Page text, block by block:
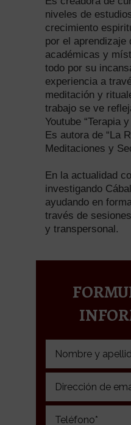
niveles de
crecimiento
por el aprendizaje
académicas y
todo por su
experiencia a
meditación y
trabajo se ve
Youtube “Terapia
Es autora de “La
Meditaciones y
En la actualidad
investigando
ayudando en
través de
y transpersonal.